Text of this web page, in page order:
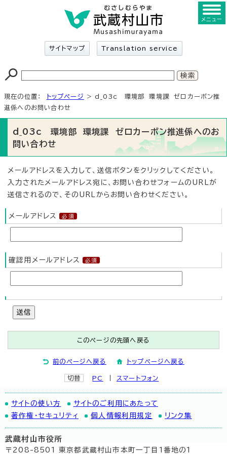
サイトマップ Translation service
メニュー
現在の位置： トップページ
> d_03c 環境部 環境課 ゼロカーボン推
進係へのお問い合わせ
d_03c 環境部 環境課 ゼロカーボン推進係へのお
問い合わせ
メールアドレスを入力して、送信ボタンをクリックしてください。
入力されたメールアドレス宛に、お問い合わせフォームのURLが
送信されるので、そのURLからお問い合わせください。
メールアドレス
確認用メールアドレス
送信
このページの先頭へ戻る
前のページへ戻る トップページへ戻る
切替 PC スマートフォン
サイトの使い方
サイトのご利用にあたって
著作権・セキュリティ
個人情報利用規定 リンク集
武蔵村山市役所
〒208-8501 東京都武蔵村山市本町一丁目1番地の1